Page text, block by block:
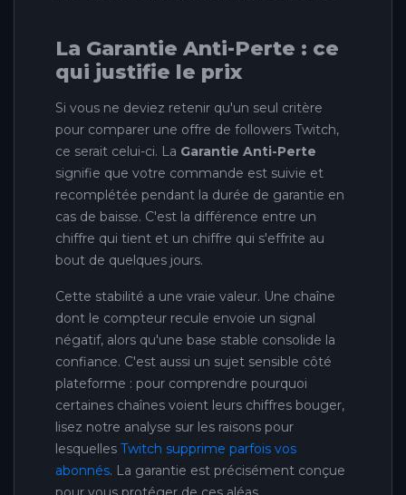
La Garantie Anti-Perte : ce
qui justifie le prix
Si vous ne deviez retenir qu'un seul critère
pour comparer une offre de followers Twitch,
ce serait celui-ci. La Garantie Anti-Perte
signifie que votre commande est suivie et
recomplétée pendant la durée de garantie en
cas de baisse. C'est la différence entre un
chiffre qui tient et un chiffre qui s'effrite au
bout de quelques jours.
Cette stabilité a une vraie valeur. Une chaîne
dont le compteur recule envoie un signal
négatif, alors qu'une base stable consolide la
confiance. C'est aussi un sujet sensible côté
plateforme : pour comprendre pourquoi
certaines chaînes voient leurs chiffres bouger,
lisez notre analyse sur les raisons pour
lesquelles Twitch supprime parfois vos
abonnés. La garantie est précisément conçue